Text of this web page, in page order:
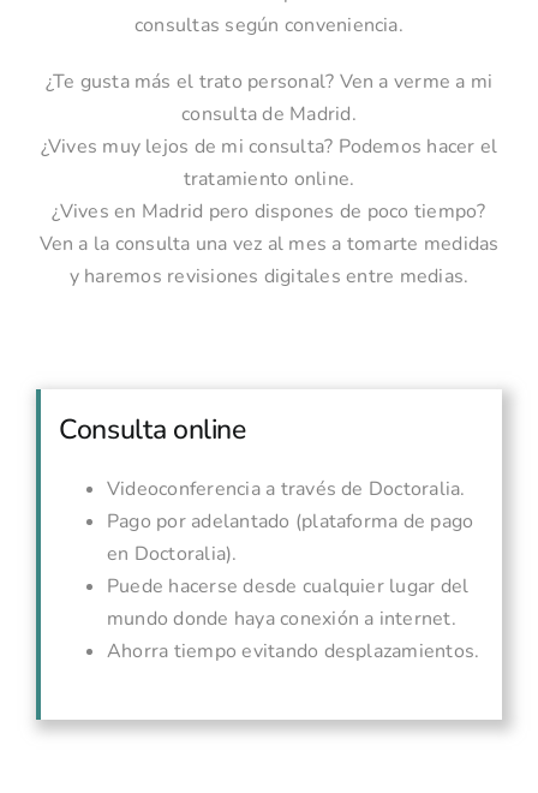
consultas según conveniencia.
¿Te gusta más el trato personal? Ven a verme a mi
consulta de Madrid.
¿Vives muy lejos de mi consulta? Podemos hacer el
tratamiento online.
¿Vives en Madrid pero dispones de poco tiempo?
Ven a la consulta una vez al mes a tomarte medidas
y haremos revisiones digitales entre medias.
Consulta online
Videoconferencia a través de Doctoralia.
Pago por adelantado (plataforma de pago
en Doctoralia).
Puede hacerse desde cualquier lugar del
mundo donde haya conexión a internet.
Ahorra tiempo evitando desplazamientos.